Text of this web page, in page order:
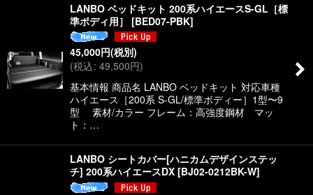
LANBO ベッドキット 200系ハイエースS-GL［標
準ボディ用］
[BED07-PBK]
45,000円(税別)
(税込: 49,500円)
基本情報 商品名 LANBO ベッドキット 対応車種
ハイエース［200系 S-GL/標準ボディー］1型〜9
型 素材/カラー フレーム：高強度鋼材 マッ
ト：…
LANBO シートカバー[ハニカムデザインステッ
チ] 200系ハイエースDX [BJ02-0212BK-W]